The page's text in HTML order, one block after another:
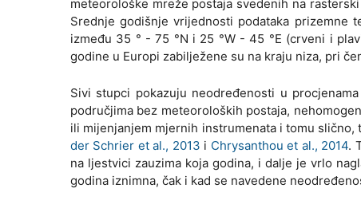
meteorološke mreže postaja svedenih na
Srednje godišnje vrijednosti podataka prizemne
između 35 ° - 75 °N i 25 °W - 45 °E (crveni i
godine u Europi zabilježene su na kraju niza, pri
Sivi stupci pokazuju neodređenosti u
područjima bez meteoroloških postaja,
ili mijenjanjem mjernih instrumenata i tomu
der Schrier et al., 2013 i Chrysanthou et al., 2014.
na ljestvici zauzima koja godina, i dalje je vrlo
godina iznimna, čak i kad se navedene